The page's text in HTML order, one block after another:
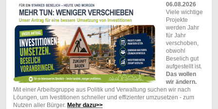
06.08.2026
Viele wichtige
Projekte
werden Jahr
für Jahr
verschoben,
obwohl
Beselich gut
aufgestellt ist.
Das wollen
wir ändern.
Mit einer Arbeitsgruppe aus Politik und Verwaltung suchen wir nach
Löungen, um Ivestitionen schneller und effizienter umzusetzen - zum
Nutzen aller Bürger. Mehr dazu>>